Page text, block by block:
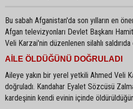
Bu sabah Afganistan'da son yılların en
Afgan televizyonları Devlet Başkanı
Veli Karzai'nin düzenlenen silahlı
AİLE ÖLDÜĞÜNÜ DOĞRULADI
Aileye yakın bir yerel yetkili Ahmed Veli
doğruladı. Kandahar Eyalet Sözcüsü
kardeşinin kendi evinin içinde